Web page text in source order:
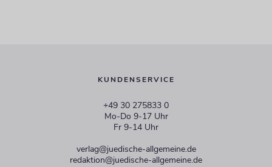
KUNDENSERVICE
+49 30 275833 0
Mo-Do 9-17 Uhr
Fr 9-14 Uhr
verlag@juedische-allgemeine.de
redaktion@juedische-allgemeine.de